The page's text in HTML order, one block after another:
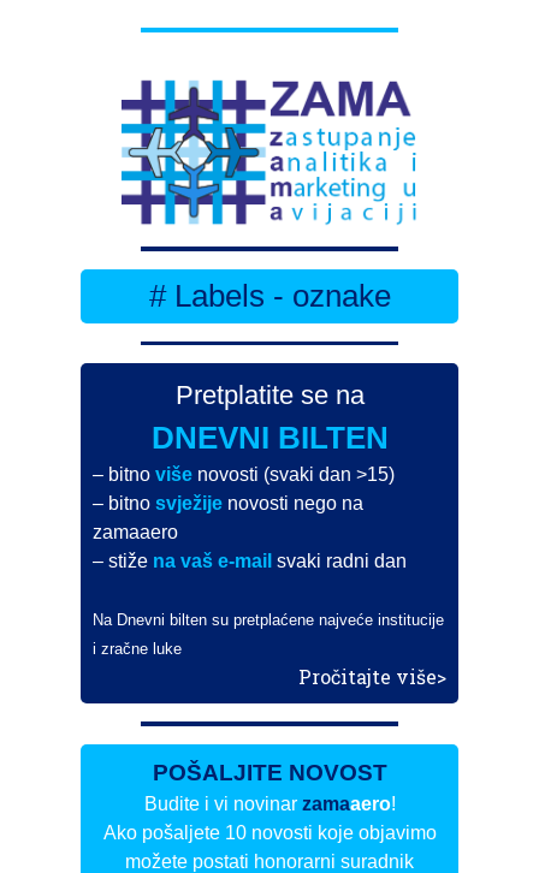
# Labels - oznake
Pretplatite se na
DNEVNI BILTEN
– bitnoviše novosti (svaki dan >15)
– bitnosvježije novosti nego na
zamaaero
– stiže na vaš e-mail svaki radni dan
Na Dnevni bilten su pretplaćene najveće institucije
i zračne luke
Pročitajte više>
POŠALJITE NOVOST
Budite i vi novinar zamaaero!
Ako pošaljete 10 novosti koje objavimo
možete postati honorarni suradnik